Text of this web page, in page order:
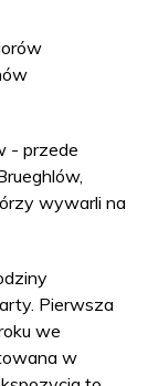
- przede
wywarli na
Pierwsza
we
w